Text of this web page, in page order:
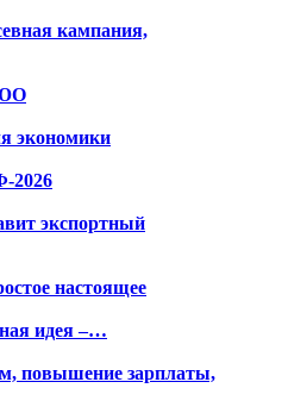
кампания,
экономики
2026
экспортный
настоящее
идея –…
повышение зарплаты,